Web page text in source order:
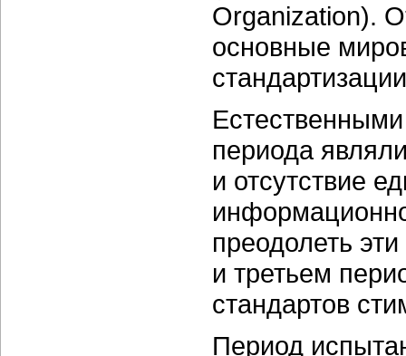
Organization).
основные
Естественными
периода
и отсутствие
преодолеть
и третьем
стандартов
Период